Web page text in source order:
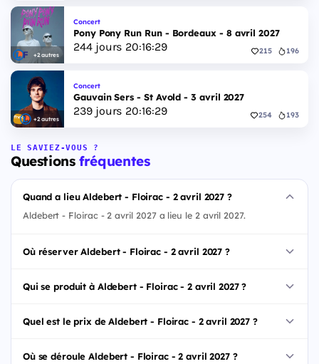
+2 autres
Concert
Pony Pony Run Run - Bordeaux - 8 avril 2027
244jours 20:16:28 215 196
+2 autres
Concert
Gauvain Sers - St Avold - 3 avril 2027
239jours 20:16:28 254 193
LE SAVIEZ-VOUS ?
Questionsfréquentes
Quand a lieu Aldebert - Floirac - 2 avril 2027 ?
Aldebert - Floirac - 2 avril 2027 a lieu le 2 avril 2027.
Où réserver Aldebert - Floirac - 2 avril 2027 ?
Qui se produit à Aldebert - Floirac - 2 avril 2027 ?
Quel est le prix de Aldebert - Floirac - 2 avril 2027 ?
Où se déroule Aldebert - Floirac - 2 avril 2027 ?